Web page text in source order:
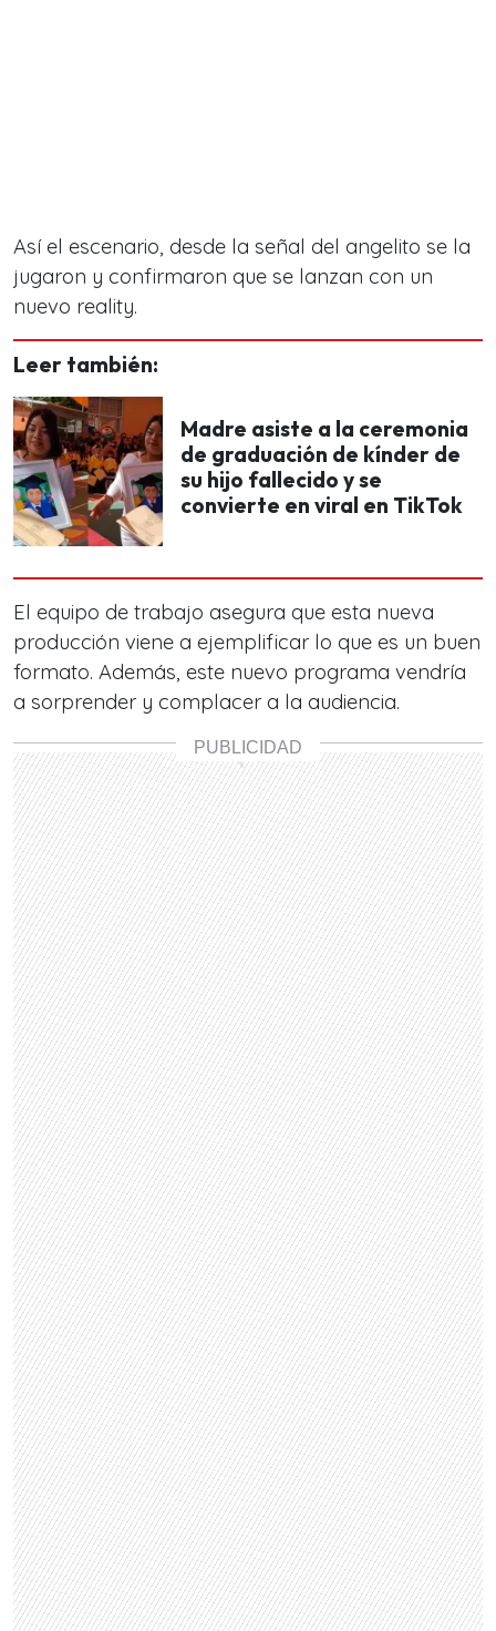
Así el escenario, desde la señal del angelito se la
jugaron y confirmaron que se lanzan con un
nuevo reality.
Leer también:
Madre asiste a la ceremonia
de graduación de kínder de
su hijo fallecido y se
convierte en viral en TikTok
El equipo de trabajo asegura que esta nueva
producción viene a ejemplificar lo que es un buen
formato. Además, este nuevo programa vendría
a sorprender y complacer a la audiencia.